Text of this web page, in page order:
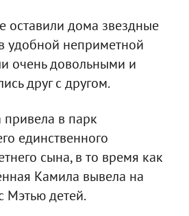
оставили дома звездные
удобной неприметной
очень довольными и
друг с другом.
в парк
единственного
сына, в то время как
Камила вывела на
Мэтью детей.